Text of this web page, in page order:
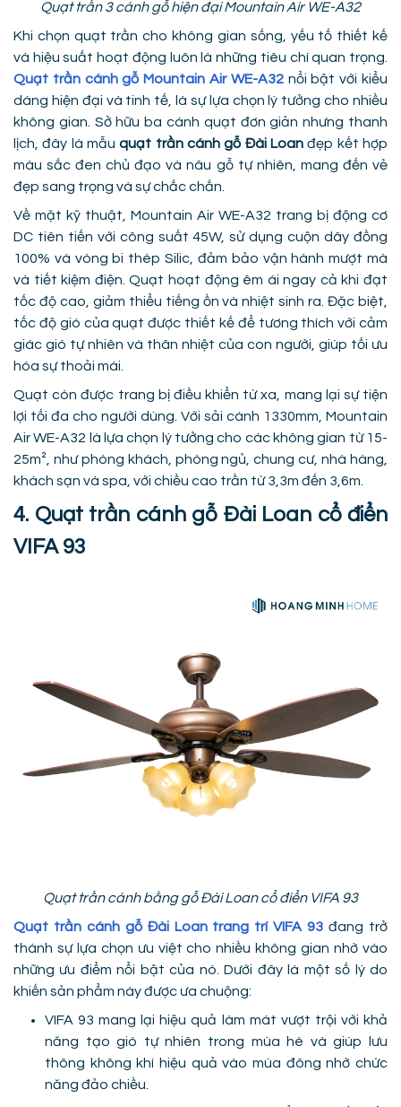
Quạt trần 3 cánh gỗ hiện đại Mountain Air WE-A32
Khi chọn quạt trần cho không gian sống, yếu tố thiết kế
và hiệu suất hoạt động luôn là những tiêu chí quan trọng.
Quạt trần cánh gỗ Mountain Air WE-A32nổi bật với kiểu
dáng hiện đại và tinh tế, là sự lựa chọn lý tưởng cho nhiều
không gian. Sở hữu ba cánh quạt đơn giản nhưng thanh
lịch, đây là mẫuquạt trần cánh gỗ Đài Loan đẹp kết hợp
màu sắc đen chủ đạo và nâu gỗ tự nhiên, mang đến vẻ
đẹp sang trọng và sự chắc chắn.
Về mặt kỹ thuật, Mountain Air WE-A32 trang bị động cơ
DC tiên tiến với công suất 45W, sử dụng cuộn dây đồng
100% và vòng bi thép Silic, đảm bảo vận hành mượt mà
và tiết kiệm điện. Quạt hoạt động êm ái ngay cả khi đạt
tốc độ cao, giảm thiểu tiếng ồn và nhiệt sinh ra. Đặc biệt,
tốc độ gió của quạt được thiết kế để tương thích với cảm
giác gió tự nhiên và thân nhiệt của con người, giúp tối ưu
hóa sự thoải mái.
Quạt còn được trang bị điều khiển từ xa, mang lại sự tiện
lợi tối đa cho người dùng. Với sải cánh 1330mm, Mountain
Air WE-A32 là lựa chọn lý tưởng cho các không gian từ 15-
25m², như phòng khách, phòng ngủ, chung cư, nhà hàng,
khách sạn và spa, với chiều cao trần từ 3,3m đến 3,6m.
4. Quạt trần cánh gỗ Đài Loan cổ điển
VIFA 93
Quạt trần cánh bằng gỗ Đài Loan cổ điển VIFA 93
Quạt trần cánh gỗ Đài Loan trang trí VIFA 93 đang trở
thành sự lựa chọn ưu việt cho nhiều không gian nhờ vào
những ưu điểm nổi bật của nó. Dưới đây là một số lý do
khiến sản phẩm này được ưa chuộng:
VIFA 93 mang lại hiệu quả làm mát vượt trội với khả
năng tạo gió tự nhiên trong mùa hè và giúp lưu
thông không khí hiệu quả vào mùa đông nhờ chức
năng đảo chiều.